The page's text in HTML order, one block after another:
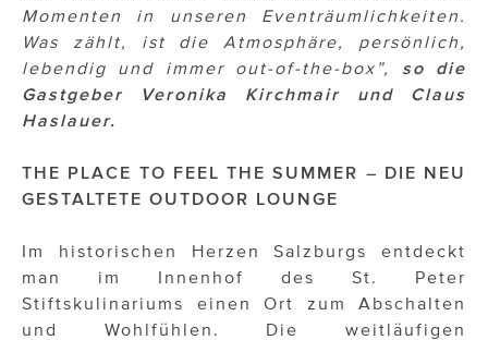
THE GOODSTUFF
TOG Studio
Upside Down Town Hotel – Neue Post
ÜBER UNS
PRESS CONTACT
Momenten in unseren Eventräumlichkeiten.
Was zählt, ist die Atmosphäre, persönlich,
lebendig und immer out-of-the-box”, so die
Gastgeber Veronika Kirchmair und Claus
Haslauer.
THE PLACE TO FEEL THE SUMMER – DIE NEU
GESTALTETE OUTDOOR LOUNGE
Im historischen Herzen Salzburgs entdeckt
man im Innenhof des St. Peter
Stiftskulinariums einen Ort zum Abschalten
und Wohlfühlen. Die weitläufigen